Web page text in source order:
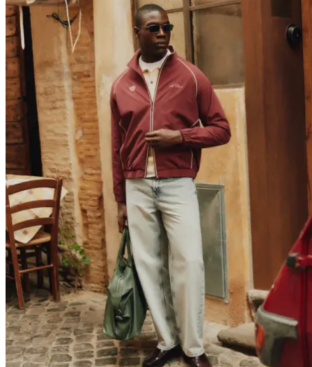
Collections
Les Deux International ClubSummer 2026